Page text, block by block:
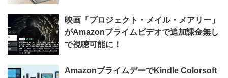
映画「プロジェクト・メイル・メアリー」
がAmazonプライムビデオで追加課金無し
で視聴可能に！
AmazonプライムデーでKindle Colorsoft